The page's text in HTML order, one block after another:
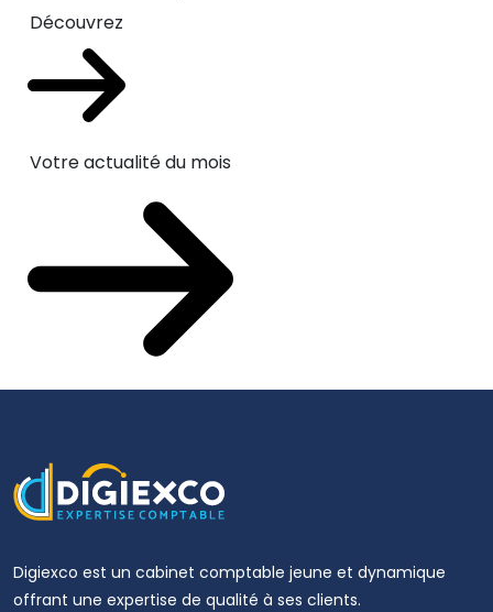
Découvrez
Votre actualité du mois
Digiexco est un cabinet comptable jeune et dynamique
offrant une expertise de qualité à ses clients.